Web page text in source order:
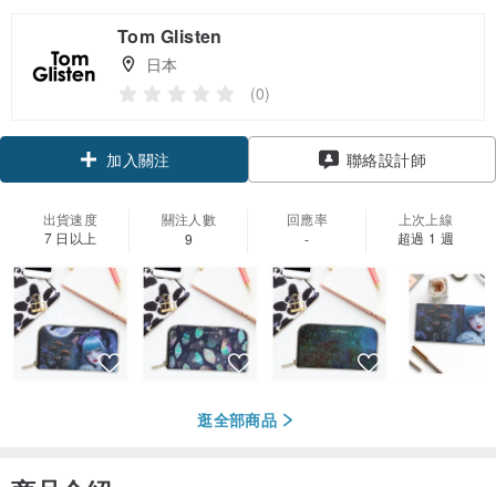
Tom Glisten
日本
(0)
加入關注 聯絡設計師
出貨速度
7 日以上
關注人數
9
回應率
-
上次上線
超過 1 週
逛全部商品